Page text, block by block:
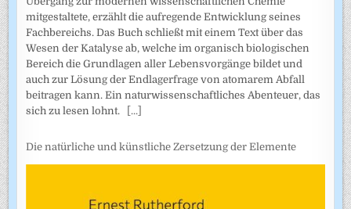
mitgestaltete, erzählt die aufregende Entwicklung seines
Fachbereichs. Das Buch schließt mit einem Text über das
Wesen der Katalyse ab, welche im organisch biologischen
Bereich die Grundlagen aller Lebensvorgänge bildet und
auch zur Lösung der Endlagerfrage von atomarem Abfall
beitragen kann. Ein naturwissenschaftliches Abenteuer, das
sich zu lesen lohnt.
[...]
Die natürliche und künstliche Zersetzung der Elemente